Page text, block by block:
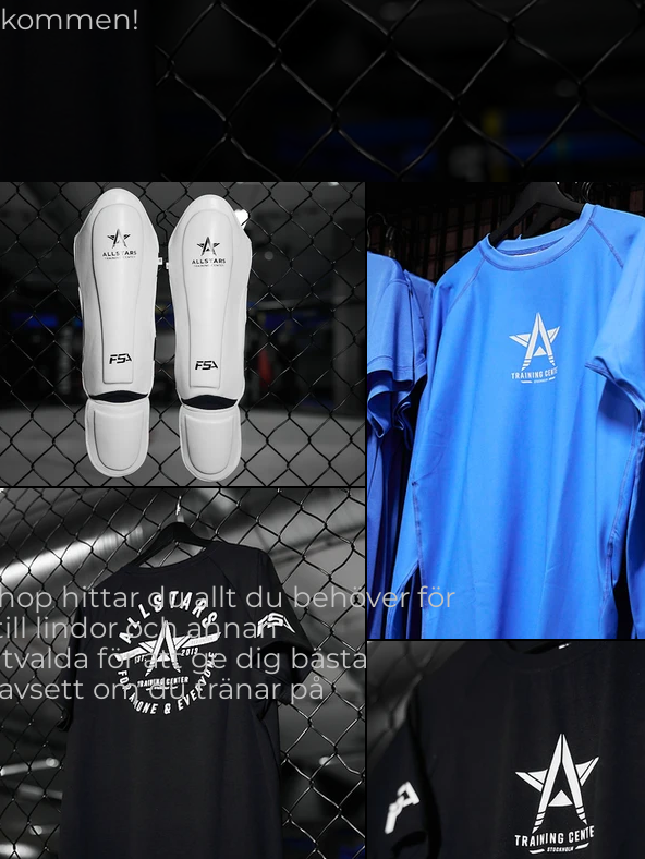
hittar du allt du behöver för
lindor och annan
för att ge dig bästa
om du tränar på